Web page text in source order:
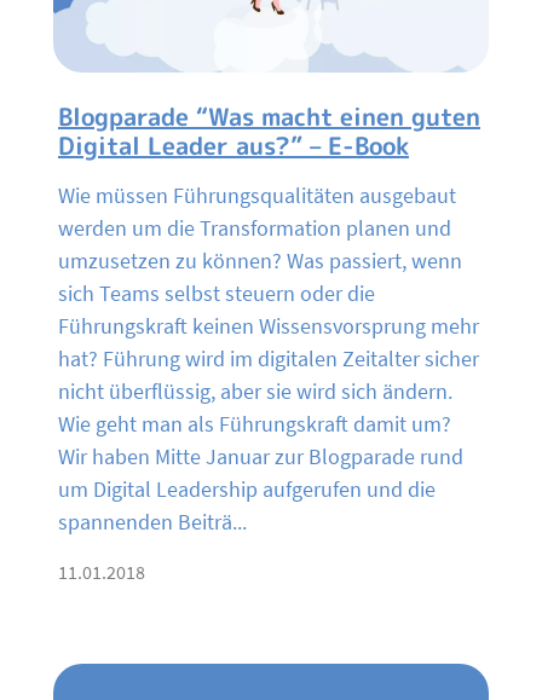
Blogparade “Was macht einen guten
Digital Leader aus?” – E-Book
Wie müssen Führungsqualitäten ausgebaut
werden um die Transformation planen und
umzusetzen zu können? Was passiert, wenn
sich Teams selbst steuern oder die
Führungskraft keinen Wissensvorsprung mehr
hat? Führung wird im digitalen Zeitalter sicher
nicht überflüssig, aber sie wird sich ändern.
Wie geht man als Führungskraft damit um?
Wir haben Mitte Januar zur Blogparade rund
um Digital Leadership aufgerufen und die
spannenden Beiträ...
11.01.2018